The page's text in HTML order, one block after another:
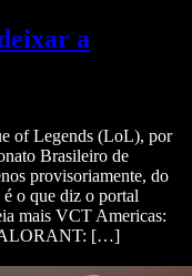
a
of Legends (LoL), por
Brasileiro de
provisoriamente, do
o que diz o portal
mais VCT Americas:
[…]